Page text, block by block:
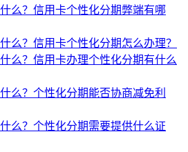
么？信用卡个性化分期弊端有哪
么？信用卡个性化分期怎么办理？
么？信用卡办理个性化分期有什么
么？个性化分期能否协商减免利
么？个性化分期需要提供什么证